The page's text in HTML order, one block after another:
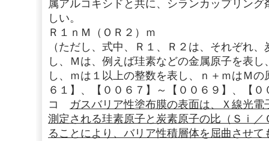
属アルコキシドと共に、シランカップリン
しい。
Ｒ１ｎＭ（ＯＲ２）ｍ
（ただし、式中、Ｒ１、Ｒ２は、それぞれ
し、Ｍは、例えば珪素などの金属原子を表
し、ｍは１以上の整数を表し、ｎ＋ｍはＭ
６１】、【００６７】～【００６９】、【０
コ ガスバリア性塗布膜の表面は、Ｘ線光
測定される珪素原子と炭素原子の比（Ｓｉ
ることにより、バリア性積層体を屈曲させ